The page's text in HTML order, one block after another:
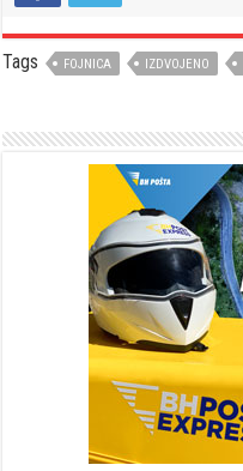
Tags FOJNICA IZDVOJENO